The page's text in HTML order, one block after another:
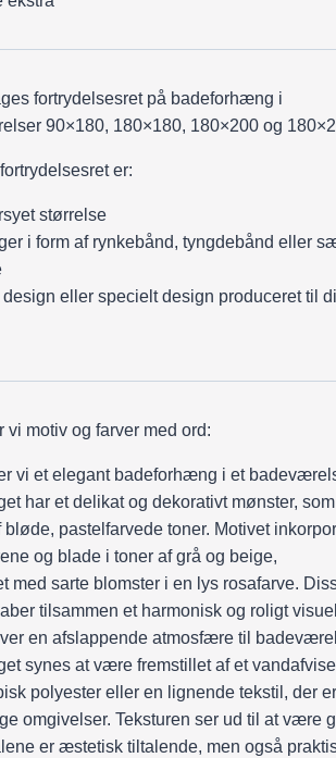
fortrydelsesret på badeforhæng i
90×180, 180×180, 180×200 og
er:
størrelse
i form af rynkebånd, tyngdebånd eller
design eller specielt design produceret til
vi motiv og farver med ord:
vi et elegant badeforhæng i et
har et delikat og dekorativt mønster, som
bløde, pastelfarvede toner. Motivet
og blade i toner af grå og beige,
med sarte blomster i en lys rosafarve.
tilsammen et harmonisk og roligt
en afslappende atmosfære til
synes at være fremstillet af et
polyester eller en lignende tekstil, der
omgivelser. Teksturen ser ud til at være
er æstetisk tiltalende, men også